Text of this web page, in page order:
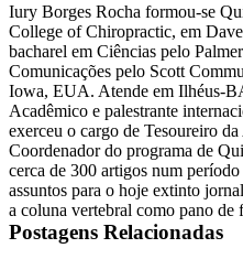
Iury Borges Rocha formou-se
College of Chiropractic, em
bacharel em Ciências pelo
Comunicações pelo Scott
Iowa, EUA. Atende em Ilhéus-
Acadêmico e palestrante
exerceu o cargo de Tesoureiro
Coordenador do programa de
cerca de 300 artigos num
assuntos para o hoje extinto
a coluna vertebral como pano de
Postagens Relacionadas